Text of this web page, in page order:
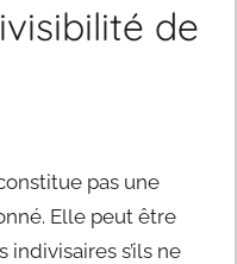
de
pas une
Elle peut être
s’ils ne